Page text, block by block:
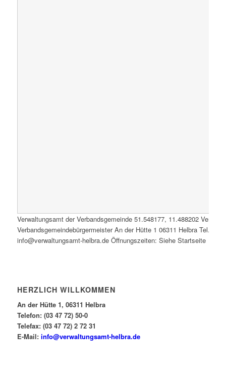
Verwaltungsamt der Verbandsgemeinde 51.548177, 11.488202
Verbandsgemeindebürgermeister An der Hütte 1 06311 Helbra Tel.:
info@verwaltungsamt-helbra.de Öffnungszeiten: Siehe Startseite
HERZLICH WILLKOMMEN
An der Hütte 1, 06311 Helbra
Telefon: (03 47 72) 50-0
Telefax: (03 47 72) 2 72 31
E-Mail: info@verwaltungsamt-helbra.de